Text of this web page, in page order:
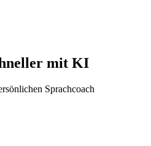
mit KI
Sprachcoach